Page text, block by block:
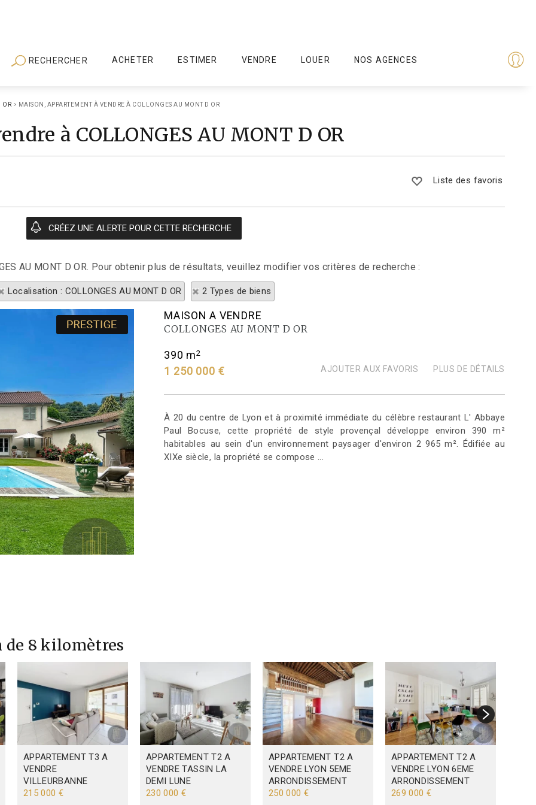
RECHERCHER ACHETER ESTIMER VENDRE LOUER NOS AGENCES
OR > MAISON, APPARTEMENT À VENDRE À COLLONGES AU MONT D OR
à COLLONGES AU MONT D OR
Liste des favoris
AU MONT D OR. Pour obtenir plus de résultats, veuillez modifier vos critères de recherche :
Localisation : COLLONGES AU MONT D OR 2 Types de biens
MAISON A VENDRE
COLLONGES AU MONT D OR
390 m2
1 250 000 €
À 20 du centre de Lyon et à proximité immédiate du célèbre restaurant L' Abbaye
Paul Bocuse, cette propriété de style provençal développe environ 390 m²
habitables au sein d'un environnement paysager d'environ 2 965 m². Édifiée au
XIXe siècle, la propriété se compose ...
AJOUTER AUX FAVORIS PLUS DE DÉTAILS
de 8 kilomètres
APPARTEMENT T3 A
VENDRE
VILLEURBANNE
215 000 €
APPARTEMENT T2 A
VENDRE TASSIN LA
DEMI LUNE
230 000 €
APPARTEMENT T2 A
VENDRE LYON 5EME
ARRONDISSEMENT
250 000 €
APPARTEMENT T2 A
VENDRE LYON 6EME
ARRONDISSEMENT
269 000 €